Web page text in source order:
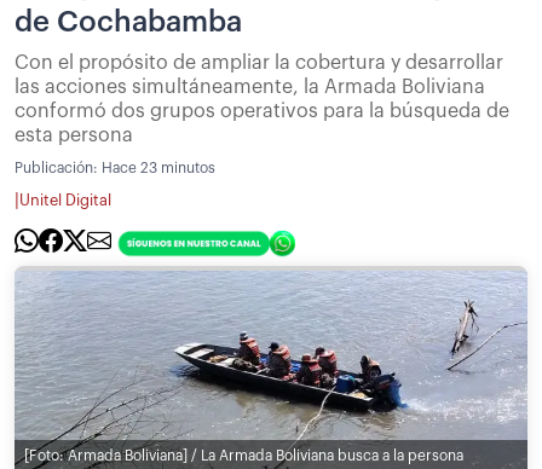
de Cochabamba
Con el propósito de ampliar la cobertura y desarrollar
las acciones simultáneamente, la Armada Boliviana
conformó dos grupos operativos para la búsqueda de
esta persona
Publicación: Hace 23 minutos
Unitel Digital
[Foto: Armada Boliviana] / La Armada Boliviana busca a la persona